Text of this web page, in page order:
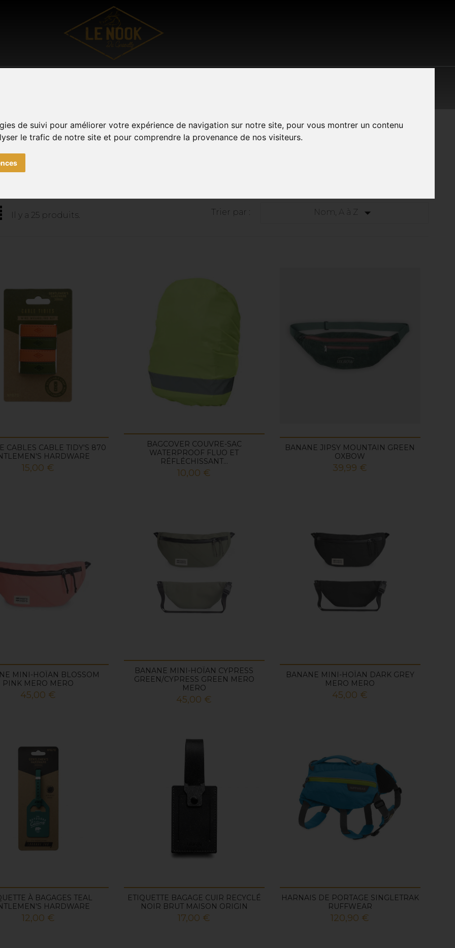
de suivi pour améliorer votre expérience de navigation sur notre site, pour vous montrer un contenu
le trafic de notre site et pour comprendre la provenance de nos visiteurs.
Il y a 25 produits. Trier par : Nom, A à Z 
CABLES CABLE TIDY'S 870
HARDWARE
Prix
15,00 €
BAGCOVER COUVRE-SAC
WATERPROOF FLUO ET
RÉFLÉCHISSANT...
Prix
10,00 €
BANANE JIPSY MOUNTAIN GREEN
OXBOW
Prix
39,99 €
MINI-HOÏAN BLOSSOM
PINK MERO MERO
Prix
45,00 €
BANANE MINI-HOÏAN CYPRESS
GREEN/CYPRESS GREEN MERO
MERO
Prix
45,00 €
BANANE MINI-HOÏAN DARK GREY
MERO MERO
Prix
45,00 €
À BAGAGES TEAL
HARDWARE
Prix
12,00 €
ETIQUETTE BAGAGE CUIR RECYCLÉ
NOIR BRUT MAISON ORIGIN
Prix
17,00 €
HARNAIS DE PORTAGE SINGLETRAK
RUFFWEAR
Prix
120,90 €